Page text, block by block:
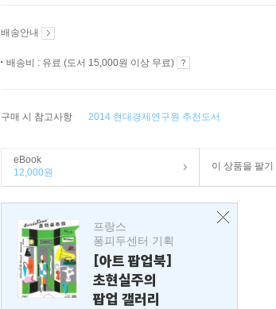
배송안내
배송비 : 유료 (도서 15,000원 이상 무료)
구매 시 참고사항 2014 현대경제연구원 추천도서
eBook
12,000원
이 상품을 팔기
프랑스
퐁피두센터 기획
[아트 팝업북]
초현실주의
팝업 갤러리